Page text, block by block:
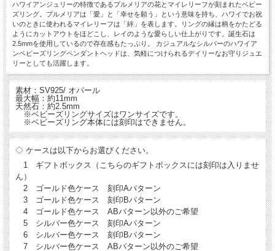
ハワイアンジュリーの特徴であるプルメリアの花とマイレリーフが刻まれたベビー
ズリング。プルメリアは「愛」と「幸せを願う」という意味を持ち、ハワイでお祝
いのときに使われるマイレリーフは「絆」を表します。リングの縁は柄をかたどる
ようにカットアウトをほどこし、レイのような愛らしい仕上がりです。誕生石は
2.5mmを使用しているので存在感もたっぷり。 カジュアルなシルバーのハワイア
ンベビーズリングペンダントヘッドは、気軽につけられるデイリーなお守りジュエ
リーとしても活躍します。
素材：SV925/ オパール
最大幅：約11mm
天然石：約2.5mm
※ベビーズリングサイズはワンサイズです。
※ベビーズリング本体には刻印はできません。
◇ ケースは以下からお選びください。
1 ギフトボックス（こちらのギフトボックスには刻印は入りませ
ん）
2 ゴールド色ケース 刻印Aパターン
3 ゴールド色ケース 刻印Bパターン
4 ゴールド色ケース ABパターン以外のご希望
5 シルバー色ケース 刻印Aパターン
6 シルバー色ケース 刻印Bパターン
7 シルバー色ケース ABパターン以外のご希望